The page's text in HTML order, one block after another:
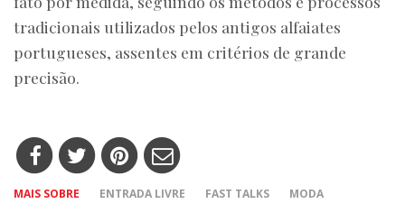
tradicionais utilizados pelos antigos alfaiates
portugueses, assentes em critérios de grande
precisão.
MAIS SOBRE ENTRADA LIVRE FAST TALKS
MODA